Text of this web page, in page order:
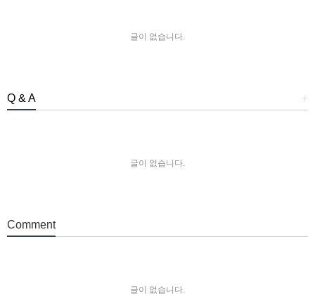
글이 없습니다.
+
Q & A
글이 없습니다.
Comment
글이 없습니다.